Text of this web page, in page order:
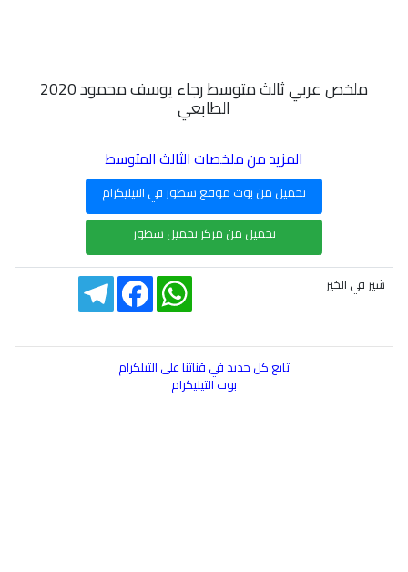
ملخص عربي ثالث متوسط رجاء يوسف محمود 2020
الطابعي
المزيد من ملخصات الثالث المتوسط
تحميل من بوت موقع سطور في التيليكرام
تحميل من مركز تحميل سطور
شير في الخير TelegramFacebookWhatsApp
تابع كل جديد في قناتنا على التيلكرام
بوت التيليكرام